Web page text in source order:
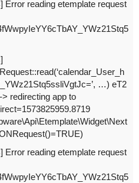
Error reading etemplate request
…) eT2
redirecting app to
Error reading etemplate request